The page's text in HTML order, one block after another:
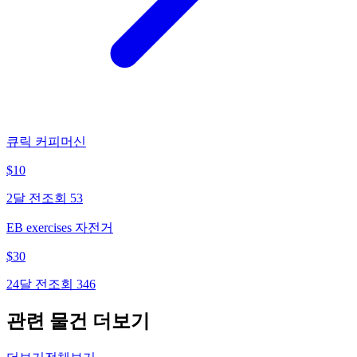
큐릭 커피머신
$10
2달 전 조회 53
EB exercises 자전거
$30
24달 전 조회 346
관련 물건 더보기